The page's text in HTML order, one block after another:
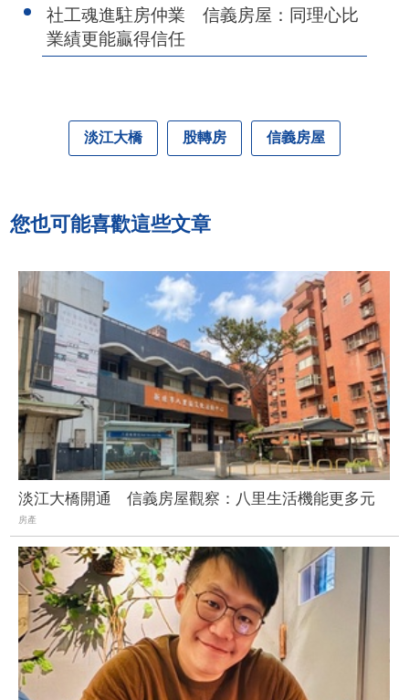
社工魂進駐房仲業 信義房屋：同理心比
業績更能贏得信任
淡江大橋 股轉房 信義房屋
您也可能喜歡這些文章
淡江大橋開通 信義房屋觀察：八里生活機能更多元
房產